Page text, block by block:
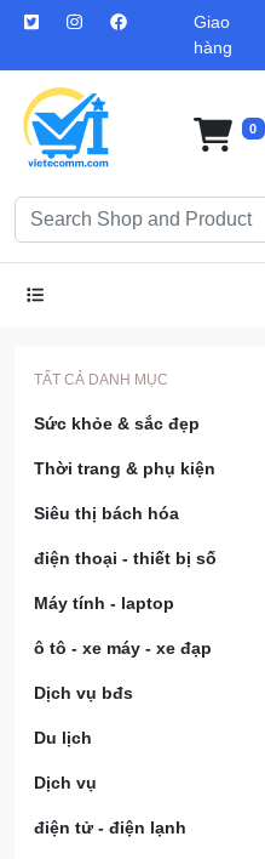
Giao
hàng
0
TẤT CẢ DANH MỤC
Sức khỏe & sắc đẹp
Thời trang & phụ kiện
Siêu thị bách hóa
điện thoại - thiết bị số
Máy tính - laptop
ô tô - xe máy - xe đạp
Dịch vụ bđs
Du lịch
Dịch vụ
điện tử - điện lạnh